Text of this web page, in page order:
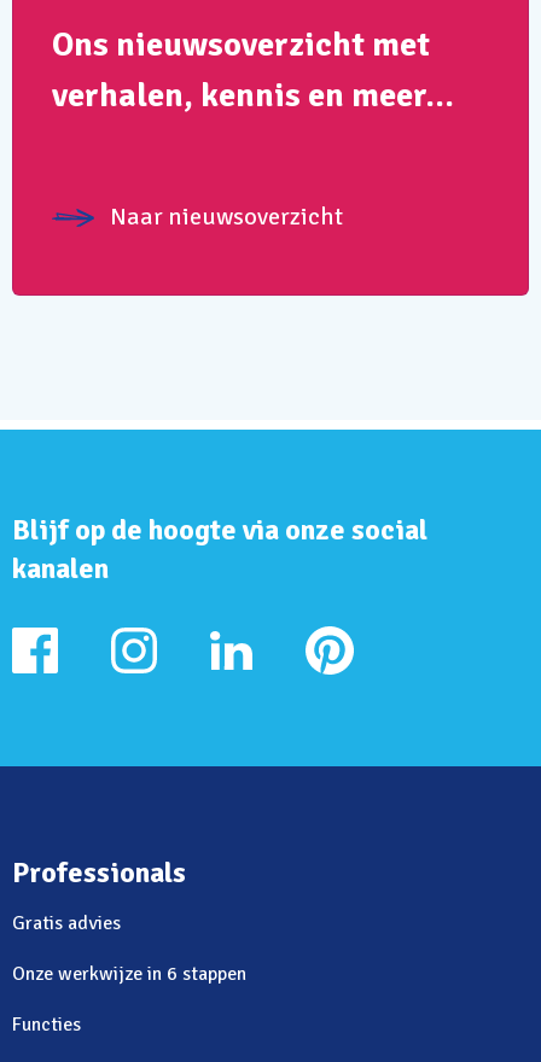
Ons nieuwsoverzicht met
verhalen, kennis en meer…
Naar nieuwsoverzicht
Blijf op de hoogte via onze social
kanalen
Professionals
Gratis advies
Onze werkwijze in 6 stappen
Functies